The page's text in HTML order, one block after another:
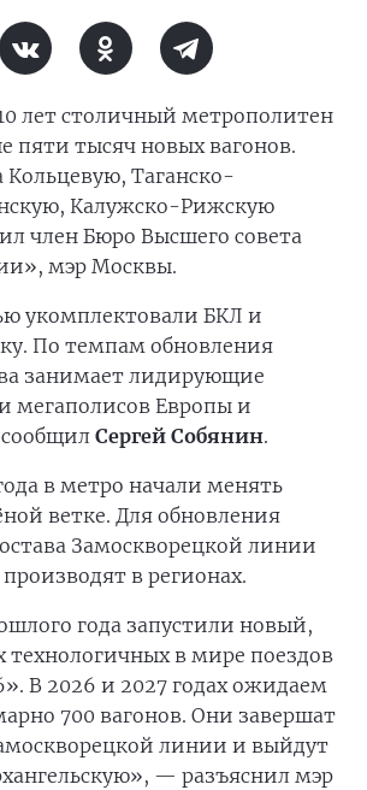
лет столичный метрополитен
пяти тысяч новых вагонов.
Таганско-
Калужско-Рижскую
член Бюро Высшего совета
мэр Москвы.
укомплектовали БКЛ и
По темпам обновления
занимает лидирующие
мегаполисов Европы и
Сергей Собянин.
в метро начали менять
ветке. Для обновления
Замоскворецкой линии
в регионах.
года запустили новый,
технологичных в мире поездов
В 2026 и 2027 годах ожидаем
700 вагонов. Они завершат
линии и выйдут
— разъяснил мэр